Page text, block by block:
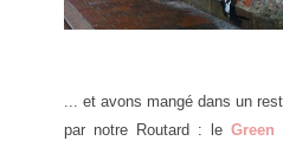
... et avons mangé dans un
par notre Routard : leGreen